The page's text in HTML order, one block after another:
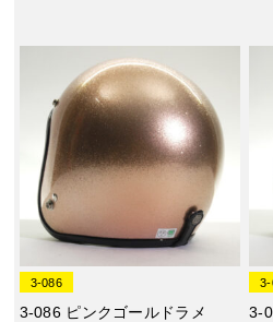
3-086
3-086 ピンクゴールドラメ
3-
3-